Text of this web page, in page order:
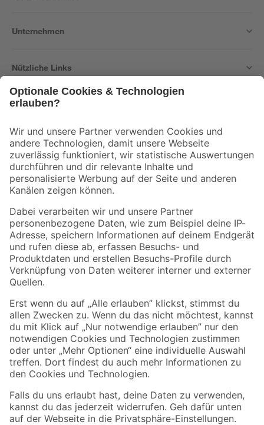
Unternehmen
Nützliche Links
Der toom Newsletter: Keine Angebote und Aktionen mehr verpassen!
Zur Newsletter Anmeldung
Folge uns
Zahlungsarten Versandarten
Sicher einkaufen
Jetzt die toom-App herunterladen
Alle Preisangaben in EUR inkl. gesetzl. MwSt.. Die dargestellten Angebote sind unter
Umständen nicht in allen Märkten verfügbar. Die angegebenen Verfügbarkeiten beziehen